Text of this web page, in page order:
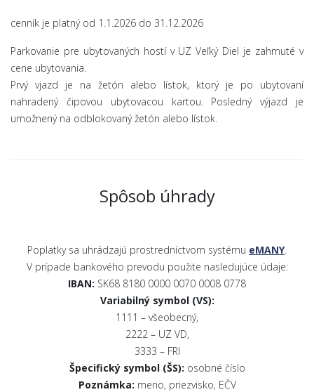
cenník je platný od 1.1.2026 do 31.12.2026
Parkovanie pre ubytovaných hostí v UZ Veľký Diel je zahrnuté v
cene ubytovania.
Prvý vjazd je na žetón alebo lístok, ktorý je po ubytovaní
nahradený čipovou ubytovacou kartou. Posledný výjazd je
umožnený na odblokovaný žetón alebo lístok.
Spôsob úhrady
Poplatky sa uhrádzajú prostredníctvom systému eMANY.
V prípade bankového prevodu použite nasledujúce údaje:
IBAN: SK68 8180 0000 0070 0008 0778
Variabilný symbol (VS):
1111 – všeobecný,
2222 – UZ VD,
3333 – FRI
Špecifický symbol (ŠS): osobné číslo
Poznámka: meno, priezvisko, EČV